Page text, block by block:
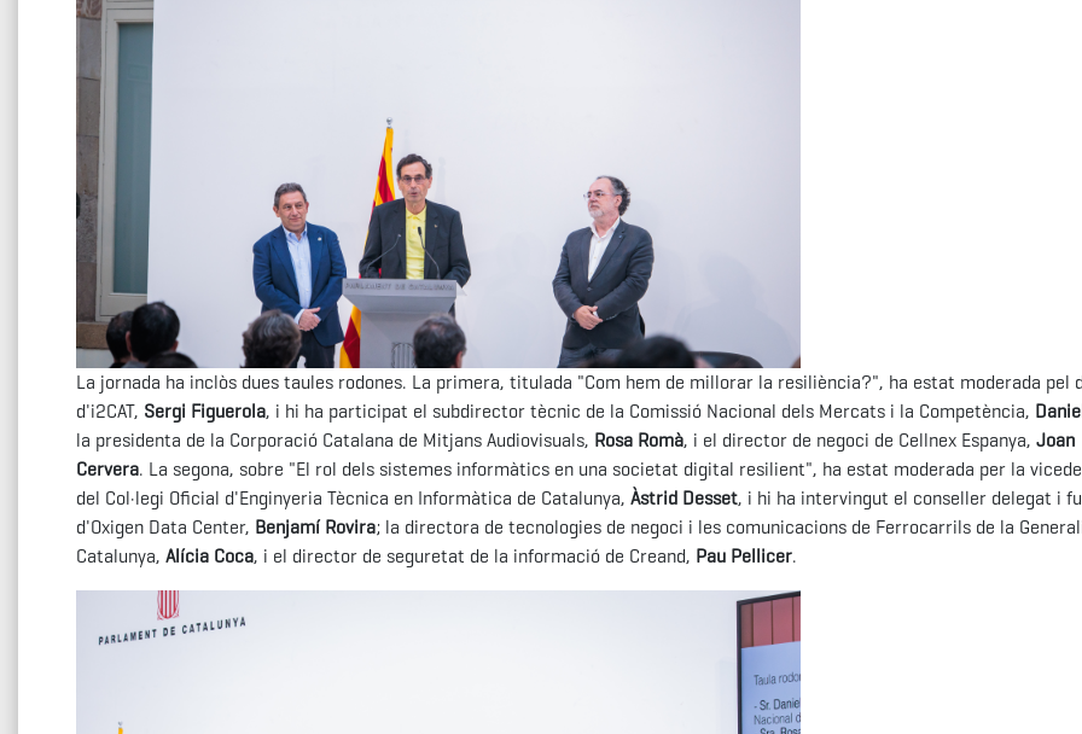
La jornada ha inclòs dues taules rodones. La primera, titulada "Com hem de millorar la resiliència?", ha estat moderada pel
d'i2CAT, Sergi Figuerola, i hi ha participat el subdirector tècnic de la Comissió Nacional dels Mercats i la Competència,
la presidenta de la Corporació Catalana de Mitjans Audiovisuals, Rosa Romà, i el director de negoci de Cellnex Espanya, Joan
Cervera. La segona, sobre "El rol dels sistemes informàtics en una societat digital resilient", ha estat moderada per la
del Col·legi Oficial d'Enginyeria Tècnica en Informàtica de Catalunya, Àstrid Desset, i hi ha intervingut el conseller delegat i
d'Oxigen Data Center, Benjamí Rovira; la directora de tecnologies de negoci i les comunicacions de Ferrocarrils de la
Catalunya, Alícia Coca, i el director de seguretat de la informació de Creand, Pau Pellicer.